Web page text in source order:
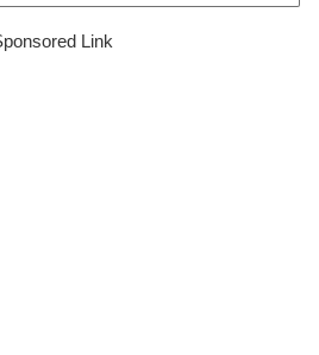
Link